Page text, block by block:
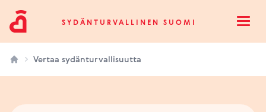
Sydänturvallinen SuomiSYDÄNTURVALLINEN SUOMI
Vertaa sydänturvallisuutta